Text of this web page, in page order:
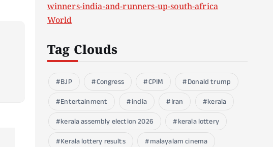
winners-india-and-runners-up-south-africa
World
Tag Clouds
BJP Congress CPIM
Donald trump
Entertainment
india Iran
kerala
kerala assembly election 2026
kerala lottery
Kerala lottery results
malayalam cinema